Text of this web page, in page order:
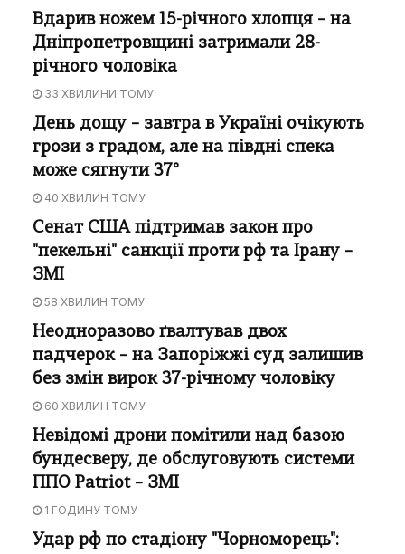
Вдарив ножем 15-річного хлопця – на
Дніпропетровщині затримали 28-
річного чоловіка
33 ХВИЛИНИ ТОМУ
День дощу – завтра в Україні очікують
грози з градом, але на півдні спека
може сягнути 37°
40 ХВИЛИН ТОМУ
Сенат США підтримав закон про
"пекельні" санкції проти рф та Ірану –
ЗМІ
58 ХВИЛИН ТОМУ
Неодноразово ґвалтував двох
падчерок – на Запоріжжі суд залишив
без змін вирок 37-річному чоловіку
60 ХВИЛИН ТОМУ
Невідомі дрони помітили над базою
бундесверу, де обслуговують системи
ППО Patriot – ЗМІ
1 ГОДИНУ ТОМУ
Удар рф по стадіону "Чорноморець":